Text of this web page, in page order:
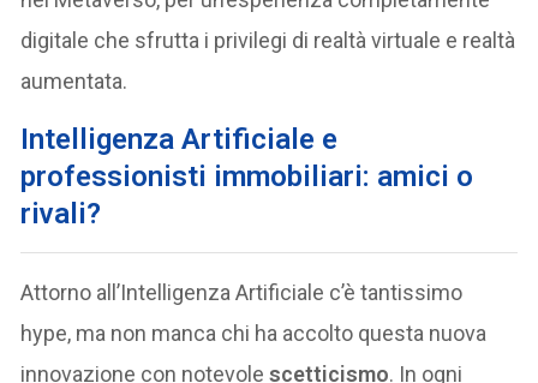
digitale che sfrutta i privilegi di realtà virtuale e realtà
aumentata.
Intelligenza Artificiale e
professionisti immobiliari: amici o
rivali?
Attorno all’Intelligenza Artificiale c’è tantissimo
hype, ma non manca chi ha accolto questa nuova
innovazione con notevolescetticismo. In ogni